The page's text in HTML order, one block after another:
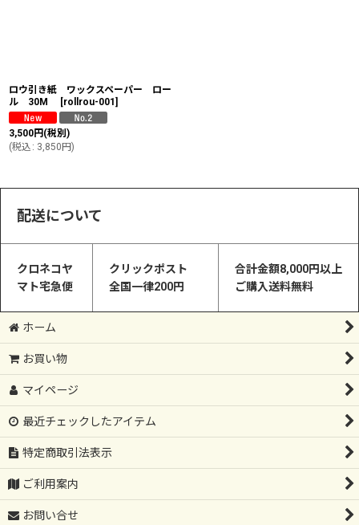
ロウ引き紙 ワックスペーパー ロー
ル 30M
[rollrou-001 ]
3,500円 (税別)
(税込 : 3,850 円)
配送について
クロネコヤ
マト宅急便
クリックポスト
全国一律200円
合計金額8,000円以上
ご購入送料無料
ホーム
お買い物
マイページ
最近チェックしたアイテム
特定商取引法表示
ご利用案内
お問い合せ